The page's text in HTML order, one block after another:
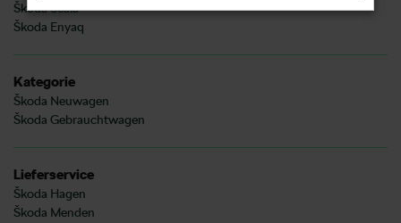
Škoda Scala
Škoda Enyaq
Kategorie
Škoda Neuwagen
Škoda Gebrauchtwagen
Lieferservice
Škoda Hagen
Škoda Menden